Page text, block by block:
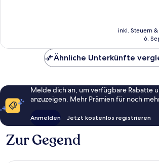
inkl. Steuern
6.
Ähnliche Unterkünfte
Melde dich an, um verfügbare Rabatte
anzuzeigen. Mehr Prämien für noch
Anmelden Jetzt kostenlos registrieren
Zur Gegend